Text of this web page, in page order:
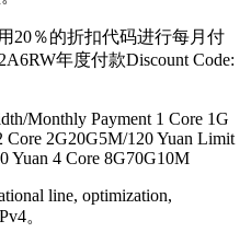
20％的折扣代码进行每月付
年度付款Discount Code:
Monthly Payment 1 Core 1G
Core 2G20G5M/120 Yuan Limit
Yuan 4 Core 8G70G10M
line, optimization,
。